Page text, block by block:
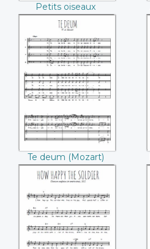
Petits oiseaux
Te deum (Mozart)
Te deum (Mozart)
How happy the
soldier